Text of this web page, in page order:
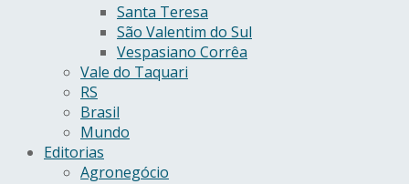
Santa Teresa
São Valentim do Sul
Vespasiano Corrêa
Vale do Taquari
RS
Brasil
Mundo
Editorias
Agronegócio